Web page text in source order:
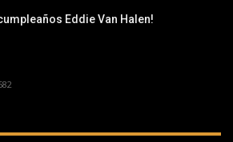
Eddie Van Halen!